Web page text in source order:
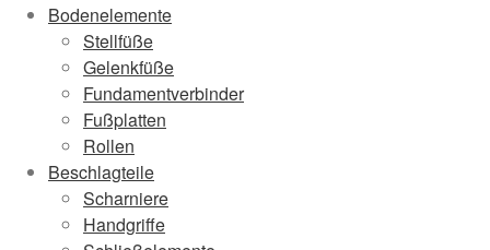
Bodenelemente
Stellfüße
Gelenkfüße
Fundamentverbinder
Fußplatten
Rollen
Beschlagteile
Scharniere
Handgriffe